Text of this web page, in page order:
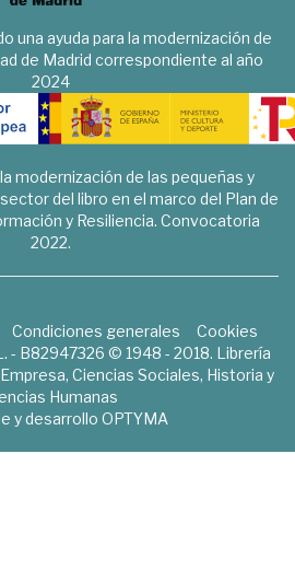
una ayuda para la modernización de
de Madrid correspondiente al año
2024
modernización de las pequeñas y
del libro en el marco del Plan de
y Resiliencia. Convocatoria
2022.
Condiciones generales
Cookies
- B82947326 © 1948 - 2018. Librería
Ciencias Sociales, Historia y
Humanas
y desarrollo OPTYMA